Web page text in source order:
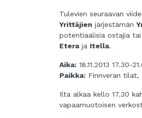
Tulevien seuraavan
Yrittäjien järjestämän
potentiaalisia ostajia
Eteraja Itella.
Aika: 18.11.2013 17.30-
Paikka: Finnveran tilat,
Ilta alkaa kello 17.30
vapaamuotoisen